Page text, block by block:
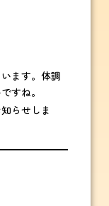
ます。体調
すね。
らせしま